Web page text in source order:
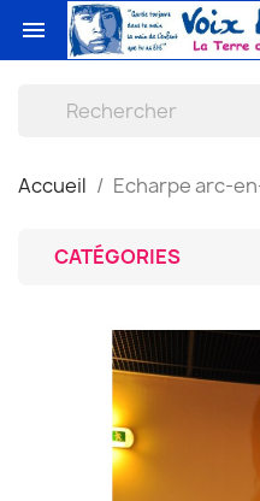

Accueil Echarpe arc-
CATÉGORIES